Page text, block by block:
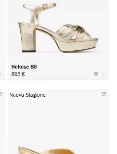
Heloise 80
895 €
Nuova Stagione